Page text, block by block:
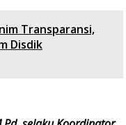
Transparansi,
Disdik